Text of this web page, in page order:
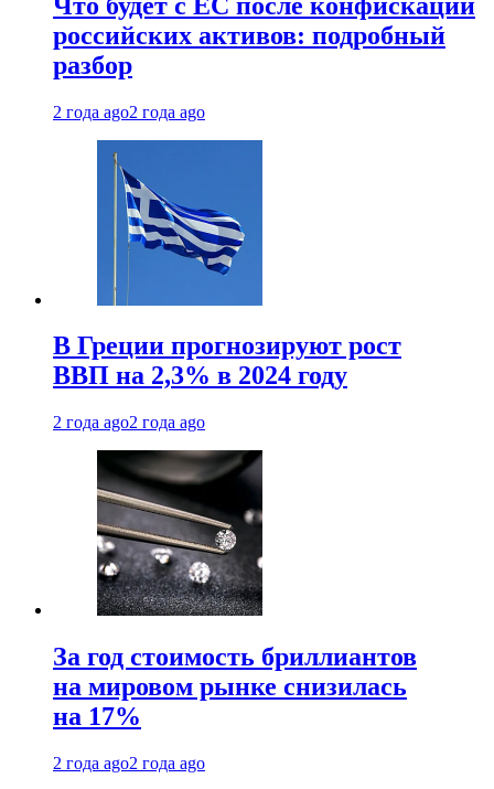
российских активов: подробный
разбор
2 года ago2 года ago
В Греции прогнозируют рост
ВВП на 2,3% в 2024 году
2 года ago2 года ago
За год стоимость бриллиантов
на мировом рынке снизилась
на 17%
2 года ago2 года ago